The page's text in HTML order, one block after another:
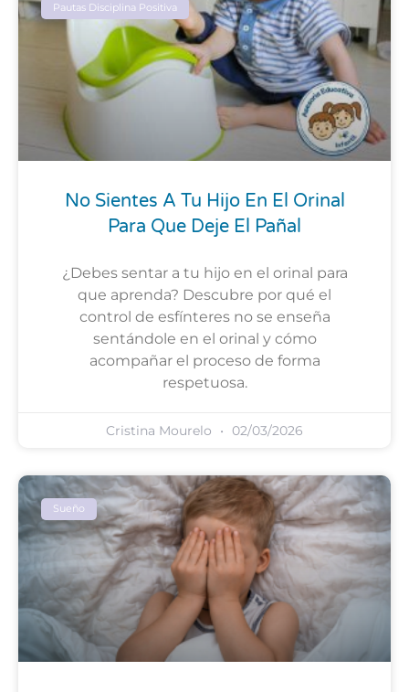
Pautas Disciplina Positiva
No Sientes A Tu Hijo En El Orinal
Para Que Deje El Pañal
¿Debes sentar a tu hijo en el orinal para
que aprenda? Descubre por qué el
control de esfínteres no se enseña
sentándole en el orinal y cómo
acompañar el proceso de forma
respetuosa.
Cristina Mourelo 02/03/2026
Sueño